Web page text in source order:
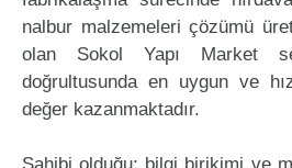
nalbur malzemeleri çözümü
olan Sokol Yapı Market
doğrultusunda en uygun ve
değer kazanmaktadır.